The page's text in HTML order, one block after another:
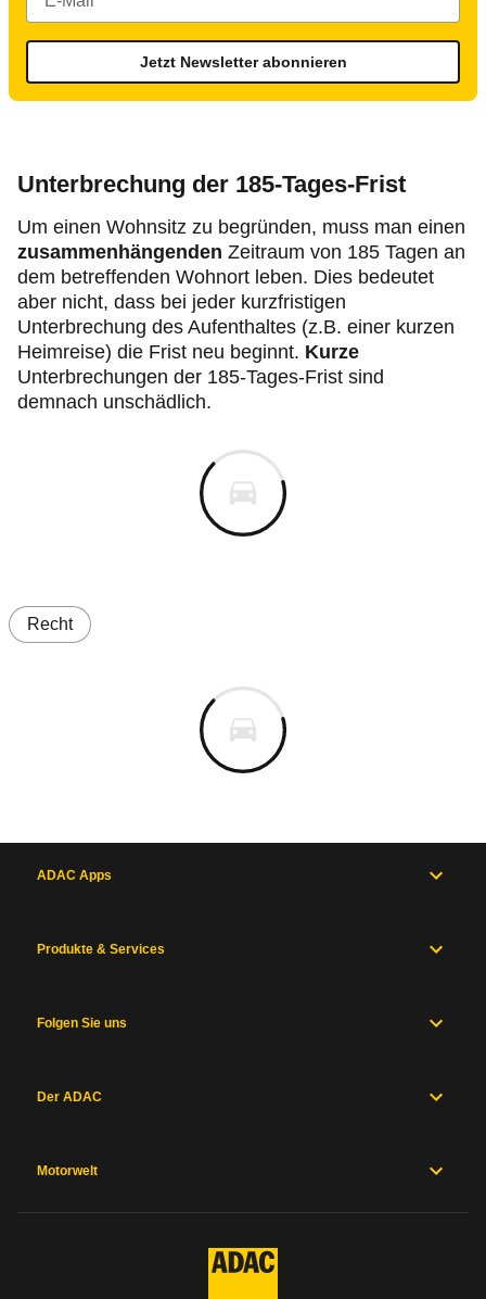
Jetzt Newsletter abonnieren
Unterbrechung der 185-Tages-Frist
Um einen Wohnsitz zu begründen, muss man einen
zusammenhängenden Zeitraum von 185 Tagen an
dem betreffenden Wohnort leben. Dies bedeutet
aber nicht, dass bei jeder kurzfristigen
Unterbrechung des Aufenthaltes (z.B. einer kurzen
Heimreise) die Frist neu beginnt. Kurze
Unterbrechungen der 185-Tages-Frist sind
demnach unschädlich.
Recht
ADAC Apps
Produkte & Services
Folgen Sie uns
Der ADAC
Motorwelt